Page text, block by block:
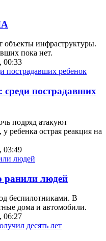
объекты инфраструктуры.
пока нет.
00:33
пострадавших
подряд атакуют
ребенка острая реакция на
03:49
ранили людей
беспилотниками. В
дома и автомобили.
06:27